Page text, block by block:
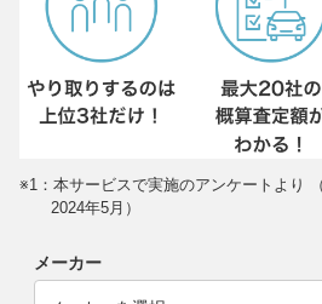
※1：本サービスで実施のアンケートより
2024年5月）
メーカー